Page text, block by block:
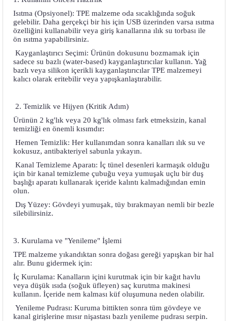
Isıtma (Opsiyonel): TPE malzeme oda sıcaklığında soğuk
gelebilir. Daha gerçekçi bir his için USB üzerinden varsa ısıtma
özelliğini kullanabilir veya giriş kanallarına ılık su torbası ile
ön ısıtma yapabilirsiniz.
Kayganlaştırıcı Seçimi: Ürünün dokusunu bozmamak için
sadece su bazlı (water-based) kayganlaştırıcılar kullanın. Yağ
bazlı veya silikon içerikli kayganlaştırıcılar TPE malzemeyi
kalıcı olarak eritebilir veya yapışkanlaştırabilir.
2. Temizlik ve Hijyen (Kritik Adım)
Ürünün 2 kg'lık veya 20 kg'lık olması fark etmeksizin, kanal
temizliği en önemli kısımdır:
Hemen Temizlik: Her kullanımdan sonra kanalları ılık su ve
kokusuz, antibakteriyel sabunla yıkayın.
Kanal Temizleme Aparatı: İç tünel desenleri karmaşık olduğu
için bir kanal temizleme çubuğu veya yumuşak uçlu bir duş
başlığı aparatı kullanarak içeride kalıntı kalmadığından emin
olun.
Dış Yüzey: Gövdeyi yumuşak, tüy bırakmayan nemli bir bezle
silebilirsiniz.
3. Kurulama ve "Yenileme" İşlemi
TPE malzeme yıkandıktan sonra doğası gereği yapışkan bir hal
alır. Bunu gidermek için:
İç Kurulama: Kanalların içini kurutmak için bir kağıt havlu
veya düşük ısıda (soğuk üfleyen) saç kurutma makinesi
kullanın. İçeride nem kalması küf oluşumuna neden olabilir.
Yenileme Pudrası: Kuruma bittikten sonra tüm gövdeye ve
kanal girişlerine mısır nişastası bazlı yenileme pudrası serpin.